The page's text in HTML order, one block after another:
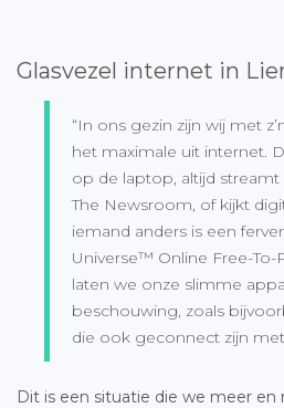
Glasvezel internet in
“In ons gezin zijn wij met
het maximale uit internet.
op de laptop, altijd streamt
The Newsroom, of kijkt
iemand anders is een
Universe™ Online Free-To-
laten we onze slimme
beschouwing, zoals
die ook geconnect zijn
Dit is een situatie die we meer en